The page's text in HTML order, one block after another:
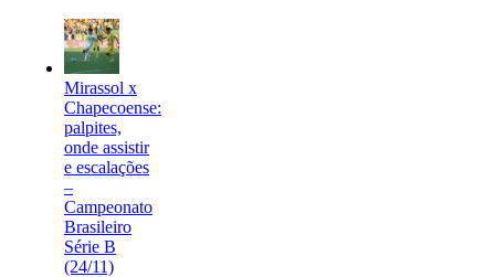
Mirassol x
Chapecoense:
palpites,
onde assistir
e escalações
–
Campeonato
Brasileiro
Série B
(24/11)